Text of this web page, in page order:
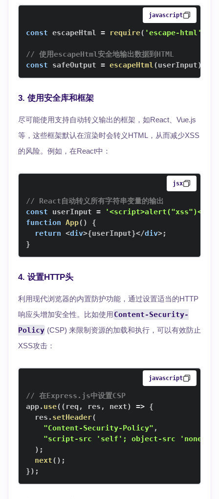
javascript
const escapeHtml = require( 'escape-html'
// 使用escapeHtml安全地输出数据到HTML
const safeOutput = escapeHtml(userInput)
3. 使用安全库和框架
尽可能使用支持自动转义输出的框架，如React、Vue.js
等，这些框架默认在渲染时会转义HTML，从而减少XSS
的风险。例如，在React中：
jsx
// React自动转义所有字符串变量的输出
const userInput =
'<script>alert("xss")</
function App( )
{
return <div>{userInput}</div>;
}
4. 设置HTTP头
利用现代浏览器的内置防护功能，通过设置适当的HTTP
响应头增加安全性。比如使用 Content-Security-
Policy (CSP) 来限制资源的加载和执行，可以有效防止
XSS攻击：
javascript
// 在Express.js中设置CSP
app. use( ( req , res , next) => {
  res
. setHeader(
"Content-Security-Policy" ,
"script-src 'self'; object-src 'none'"
) ;
next( ) ;
}) ;